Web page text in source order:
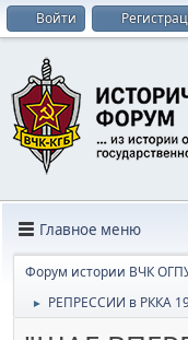
Войти
Главное меню
Форум истории ВЧК
► РЕПРЕССИИ в РККА